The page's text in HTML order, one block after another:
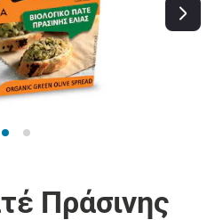
Πράσινης